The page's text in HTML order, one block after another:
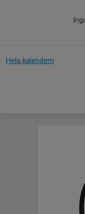
Hela kalendern